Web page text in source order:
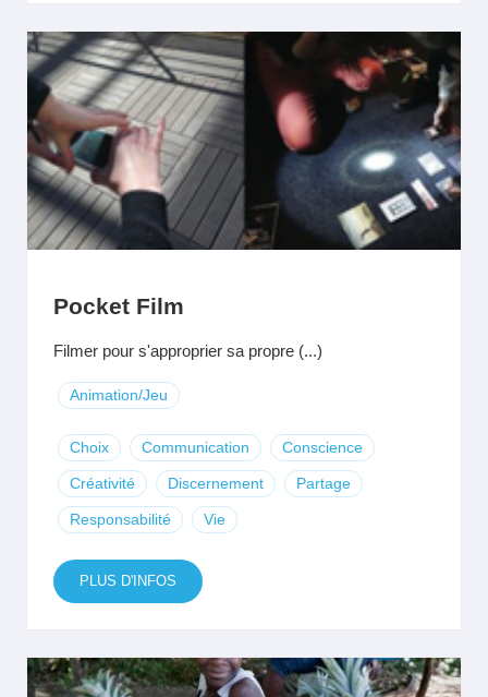
Pocket Film
Filmer pour s'approprier sa propre (...)
Animation/Jeu
Choix Communication Conscience
Créativité Discernement Partage
Responsabilité Vie
PLUS D'INFOS